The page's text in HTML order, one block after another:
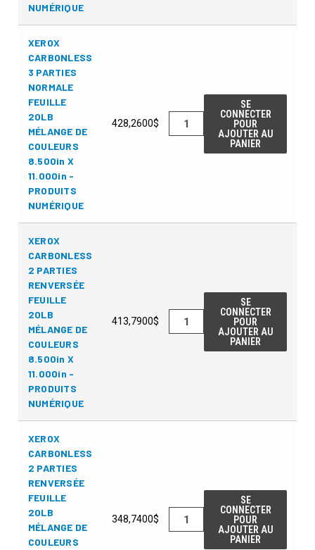
NUMÉRIQUE
XEROX
CARBONLESS
3 PARTIES
NORMALE
FEUILLE
20LB
MÉLANGE DE
COULEURS
8.500in X
11.000in -
PRODUITS
NUMÉRIQUE
428,2600$
SE
CONNECTER
POUR
AJOUTER AU
PANIER
XEROX
CARBONLESS
2 PARTIES
RENVERSÉE
FEUILLE
20LB
MÉLANGE DE
COULEURS
8.500in X
11.000in -
PRODUITS
NUMÉRIQUE
413,7900$
SE
CONNECTER
POUR
AJOUTER AU
PANIER
XEROX
CARBONLESS
2 PARTIES
RENVERSÉE
FEUILLE
20LB
MÉLANGE DE
COULEURS
348,7400$
SE
CONNECTER
POUR
AJOUTER AU
PANIER